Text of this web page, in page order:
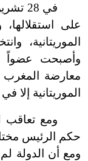
على
الموريتانية،
وأصبحت عضواً
معارضة المغرب
الموريتانية إلا في
حكم الرئيس
ومع أن الدولة